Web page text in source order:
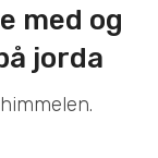
med og
jorda